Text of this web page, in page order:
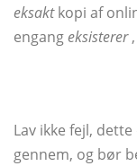
eksaktkopi af
engangeksisterer,
Lav ikke fejl,
gennem, og bør